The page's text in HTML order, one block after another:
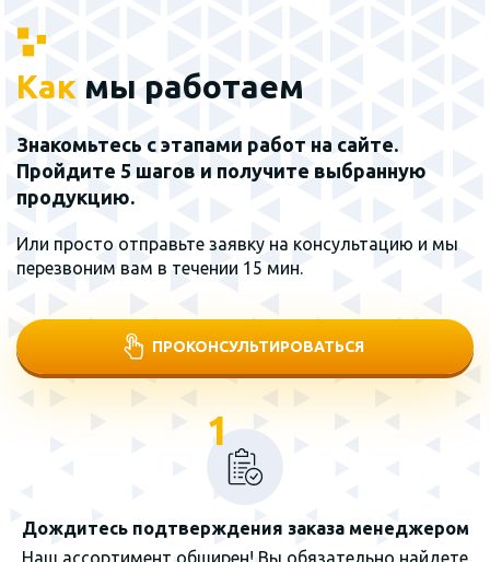
Как мы работаем
Знакомьтесь с этапами работ на сайте.
Пройдите 5 шагов и получите выбранную
продукцию.
Или просто отправьте заявку на консультацию и мы
перезвоним вам в течении 15 мин.
ПРОКОНСУЛЬТИРОВАТЬСЯ
1
Дождитесь подтверждения заказа менеджером
Наш ассортимент обширен! Вы обязательно найдете